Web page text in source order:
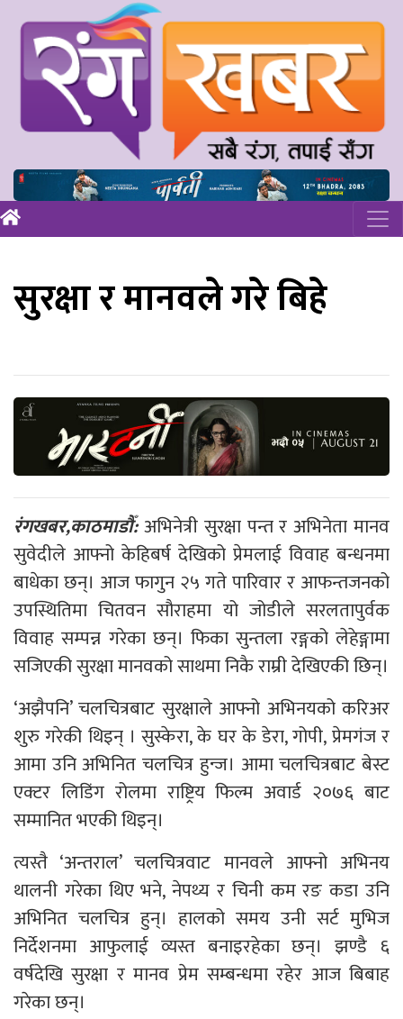
सुरक्षा र मानवले गरे बिहे
रंगखबर,काठमाडौँ:अभिनेत्री सुरक्षा पन्त र अभिनेता मानव
सुवेदीले आफ्नो केहिबर्ष देखिको प्रेमलाई विवाह बन्धनमा
बाधेका छन्। आज फागुन २५ गते पारिवार र आफन्तजनको
उपस्थितिमा चितवन सौराहमा यो जोडीले सरलतापुर्वक
विवाह सम्पन्न गरेका छन्। फिका सुन्तला रङ्गको लेहेङ्गामा
सजिएकी सुरक्षा मानवको साथमा निकै राम्री देखिएकी छिन्।
‘अझैपनि’ चलचित्रबाट सुरक्षाले आफ्नो अभिनयको करिअर
शुरु गरेकी थिइन् । सुस्केरा, के घर के डेरा, गोपी, प्रेमगंज र
आमा उनि अभिनित चलचित्र हुन्ज। आमा चलचित्रबाट बेस्ट
एक्टर लिडिंग रोलमा राष्ट्रिय फिल्म अवार्ड २०७६ बाट
सम्मानित भएकी थिइन्।
त्यस्तै ‘अन्तराल’ चलचित्रवाट मानवले आफ्नो अभिनय
थालनी गरेका थिए भने, नेपथ्य र चिनी कम रङ कडा उनि
अभिनित चलचित्र हुन्। हालको समय उनी सर्ट मुभिज
निर्देशनमा आफुलाई व्यस्त बनाइरहेका छन्। झण्डै ६
वर्षदेखि सुरक्षा र मानव प्रेम सम्बन्धमा रहेर आज बिबाह
गरेका छन्।